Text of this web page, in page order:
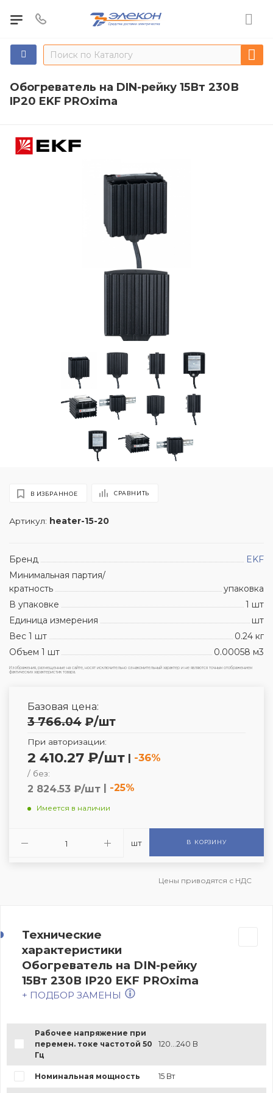
Обогреватель на DIN-рейку 15Вт 230В
IP20 EKF PROxima
Артикул: heater-15-20
В ИЗБРАННОЕ СРАВНИТЬ
Бренд
EKF
Минимальная партия/
кратность
упаковка
В упаковке
1 шт
Единица измерения
шт
Вес 1 шт
0.24 кг
Объем 1 шт
0.00058 м3
Изображения, размещенные на сайте, носят исключительно ознакомительный характер и не являются точным отображением
фактических характеристик товара.
Базовая цена:
3 766.04 ₽/шт
При авторизации:
2 410.27 ₽/шт | -36%
/ без:
2 824.53 ₽/шт | -25%
Имеется в наличии
шт В КОРЗИНУ
Цены приводятся с НДС
Технические
характеристики
Обогреватель на DIN-рейку
15Вт 230В IP20 EKF PROxima
+ ПОДБОР ЗАМЕНЫ
Рабочее напряжение при
перемен. токе частотой 50
Гц
120...240 В
Номинальная мощность 15 Вт